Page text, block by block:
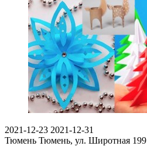
2021-12-23 2021-12-31
Тюмень Тюмень, ул. Широтная 199